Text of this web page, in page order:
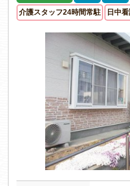
介護スタッフ24時間常駐 日中